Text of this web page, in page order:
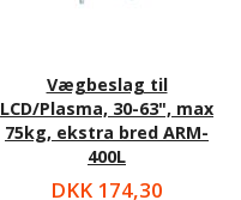
Vægbeslag til
LCD/Plasma, 30-63", max
75kg, ekstra bred ARM-
400L
DKK 174,30